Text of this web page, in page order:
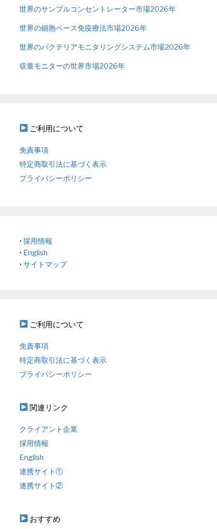
世界のサンプルコンセントレーター市場2026年
世界の細胞ベース免疫療法市場2026年
世界のバクテリアモニタリングシステム市場2026年
収量モニターの世界市場2026年
ご利用について
免責事項
特定商取引法に基づく表示
プライバシーポリシー
• 採用情報
• English
• サイトマップ
ご利用について
免責事項
特定商取引法に基づく表示
プライバシーポリシー
関連リンク
クライアント企業
採用情報
English
連携サイト①
連携サイト②
おすすめ